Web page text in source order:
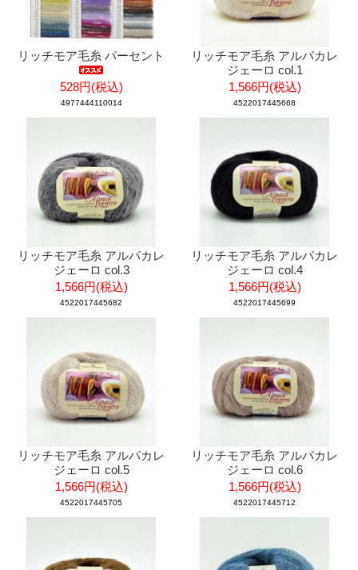
リッチモア毛糸 パーセント
528円(税込)
4977444110014
リッチモア毛糸 アルパカレ
ジェーロ col.1
1,566円(税込)
4522017445668
リッチモア毛糸 アルパカレ
ジェーロ col.3
1,566円(税込)
4522017445682
リッチモア毛糸 アルパカレ
ジェーロ col.4
1,566円(税込)
4522017445699
リッチモア毛糸 アルパカレ
ジェーロ col.5
1,566円(税込)
4522017445705
リッチモア毛糸 アルパカレ
ジェーロ col.6
1,566円(税込)
4522017445712